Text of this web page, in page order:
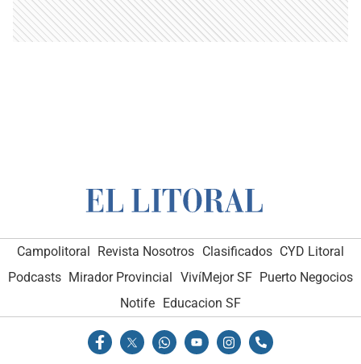
Campolitoral Revista Nosotros Clasificados CYD Litoral
Podcasts Mirador Provincial VivíMejor SF Puerto Negocios
Notife Educacion SF